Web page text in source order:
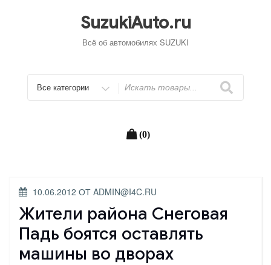
SuzukiAuto.ru
Всё об автомобилях SUZUKI
Искать
(0)
ОПУБЛИКОВАНО
10.06.2012 ОТ ADMIN@I4C.RU
Жители района Снеговая
Падь боятся оставлять
машины во дворах